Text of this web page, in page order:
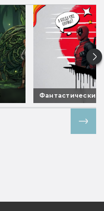
Фантастические